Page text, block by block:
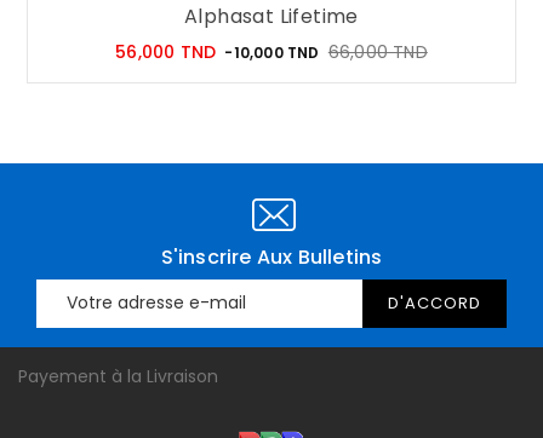
Alphasat Lifetime
56,000 TND Prix
-10,000 TND 66,000 TNDPrix
S'inscrire Aux Bulletins
Payement à la Livraison